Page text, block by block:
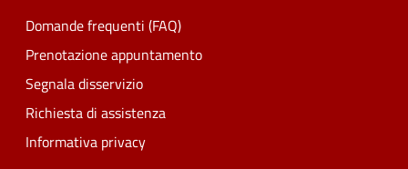
Domande frequenti (FAQ)
Prenotazione appuntamento
Segnala disservizio
Richiesta di assistenza
Informativa privacy